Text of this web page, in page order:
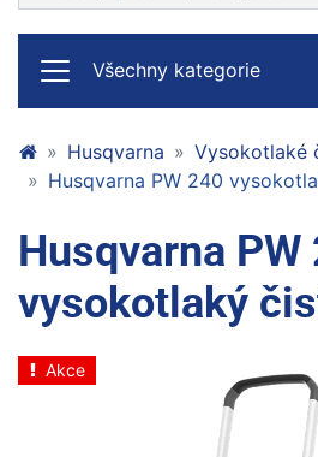
Všechny kategorie
Husqvarna
Vysokotlaké
Husqvarna PW 240
Husqvarna PW
vysokotlaký
Akce